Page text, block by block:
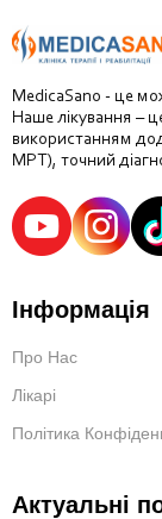
MedicaSano - це
Наше лікування –
використанням
МРТ), точний
Інформація
Про Нас
Лікарі
Політика
Актуальні